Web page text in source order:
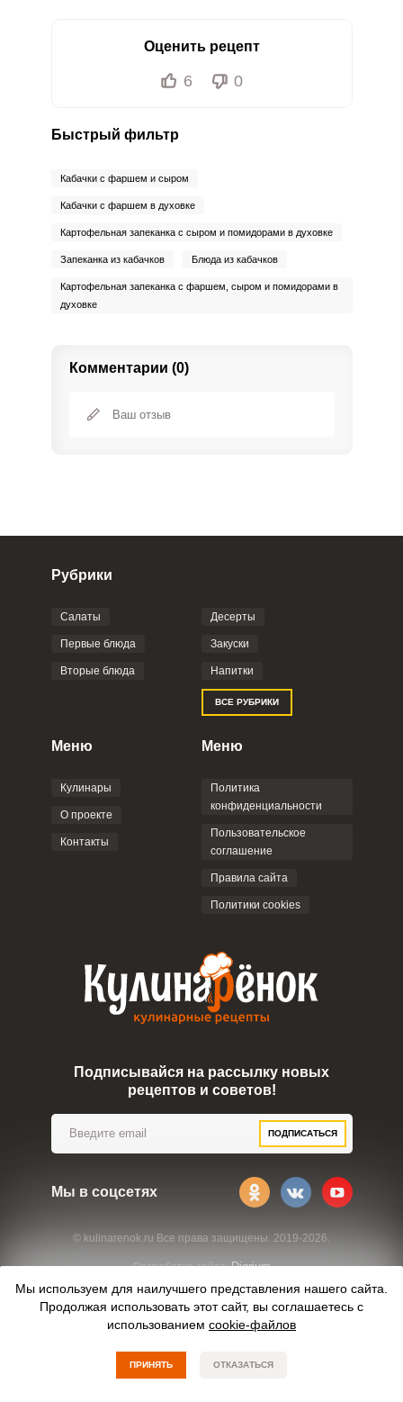
Оценить рецепт
6 0
Быстрый фильтр
Кабачки с фаршем и сыром
Кабачки с фаршем в духовке
Картофельная запеканка с сыром и помидорами в духовке
Запеканка из кабачков Блюда из кабачков
Картофельная запеканка с фаршем, сыром и помидорами в
духовке
Комментарии (0)
Фото до 4 шт, до 5 mb
Отправляя эту форму, вы соглашаетесь с
Политикой
Пользовательским
соглашением
© kulinarenok.ru Все права защищены. 2019-2026.
Разработка сайта:Digrium
Рубрики
Салаты
Первые блюда
Вторые блюда
Десерты
Закуски
Напитки
ВСЕ РУБРИКИ
Меню
Кулинары
О проекте
Контакты
Меню
Политика
конфиденциальности
Пользовательское
соглашение
Правила сайта
Политики cookies
Подписывайся на рассылку новых
рецептов и советов!
ПОДПИСАТЬСЯ
Мы в соцсетях
Мы используем для наилучшего представления нашего сайта.
Продолжая использовать этот сайт, вы соглашаетесь с
использованием cookie-файлов
ПРИНЯТЬ ОТКАЗАТЬСЯ